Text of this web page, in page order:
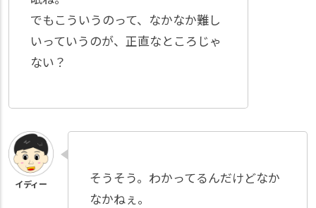
でもこういうのって、なかなか難し
いっていうのが、正直なところじゃ
ない？
そうそう。わかってるんだけどなか
なかねぇ。